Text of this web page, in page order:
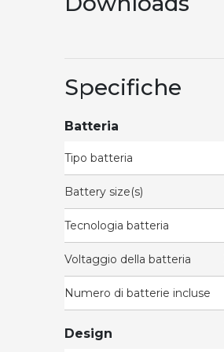
Specifiche
Batteria
Tipo batteria
Battery size(s)
Tecnologia batteria
Voltaggio della batteria
Numero di batterie incluse
Design